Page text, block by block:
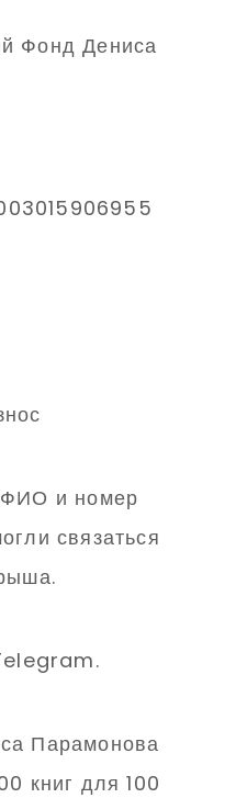
Фонд Дениса
ФИО и номер
связаться
Парамонова
книг для 100